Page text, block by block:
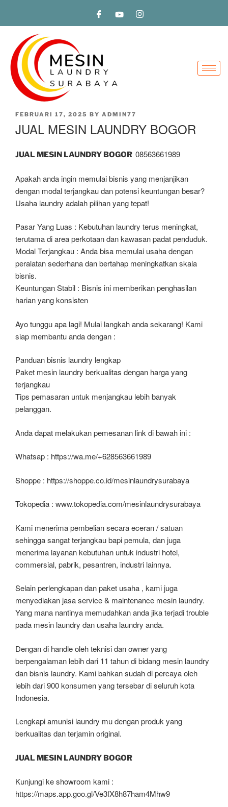
FEBRUARI 17, 2025 BY ADMIN77
JUAL MESIN LAUNDRY BOGOR
JUAL MESIN LAUNDRY BOGOR 08563661989
Apakah anda ingin memulai bisnis yang menjanjikan
dengan modal terjangkau dan potensi keuntungan besar?
Usaha laundry adalah pilihan yang tepat!
Pasar Yang Luas : Kebutuhan laundry terus meningkat,
terutama di area perkotaan dan kawasan padat penduduk.
Modal Terjangkau : Anda bisa memulai usaha dengan
peralatan sederhana dan bertahap meningkatkan skala
bisnis.
Keuntungan Stabil : Bisnis ini memberikan penghasilan
harian yang konsisten
Ayo tunggu apa lagi! Mulai langkah anda sekarang! Kami
siap membantu anda dengan :
Panduan bisnis laundry lengkap
Paket mesin laundry berkualitas dengan harga yang
terjangkau
Tips pemasaran untuk menjangkau lebih banyak
pelanggan.
Anda dapat melakukan pemesanan link di bawah ini :
Whatsap : https://wa.me/+628563661989
Shoppe : https://shoppe.co.id/mesinlaundrysurabaya
Tokopedia : www.tokopedia.com/mesinlaundrysurabaya
Kami menerima pembelian secara eceran / satuan
sehingga sangat terjangkau bapi pemula, dan juga
menerima layanan kebutuhan untuk industri hotel,
commersial, pabrik, pesantren, industri lainnya.
Selain perlengkapan dan paket usaha , kami juga
menyediakan jasa service & maintenance mesin laundry.
Yang mana nantinya memudahkan anda jika terjadi trouble
pada mesin laundry dan usaha laundry anda.
Dengan di handle oleh teknisi dan owner yang
berpengalaman lebih dari 11 tahun di bidang mesin laundry
dan bisnis laundry. Kami bahkan sudah di percaya oleh
lebih dari 900 konsumen yang tersebar di seluruh kota
Indonesia.
Lengkapi amunisi laundry mu dengan produk yang
berkualitas dan terjamin original.
JUAL MESIN LAUNDRY BOGOR
Kunjungi ke showroom kami :
https://maps.app.goo.gl/Ve3fX8h87ham4Mhw9